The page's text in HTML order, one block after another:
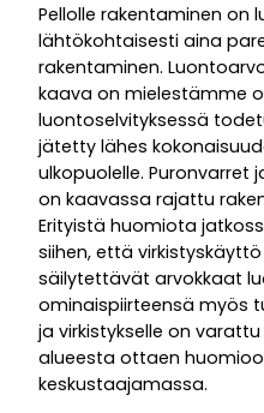
Pellolle rakentaminen on
lähtökohtaisesti aina
rakentaminen.
kaava on mielestämme
luontoselvityksessä
jätetty lähes
ulkopuolelle.
on kaavassa rajattu
Erityistä huomiota
siihen, että
säilytettävät arvokkaat
ominaispiirteensä myös
ja virkistykselle on
alueesta ottaen
keskustaajamassa.